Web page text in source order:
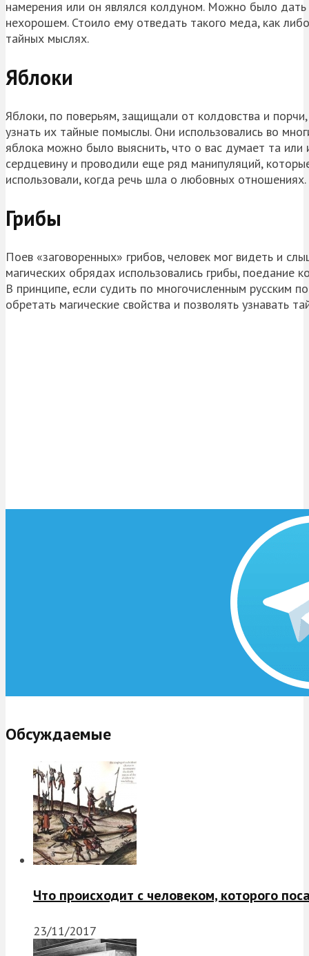
намерения или он являлся колдуном. Можно было
нехорошем. Стоило ему отведать такого меда, как
тайных мыслях.
Яблоки
Яблоки, по поверьям, защищали от колдовства и
узнать их тайные помыслы. Они использовались во
яблока можно было выяснить, что о вас думает та или
сердцевину и проводили еще ряд манипуляций,
использовали, когда речь шла о любовных отношениях.
Грибы
Поев «заговоренных» грибов, человек мог видеть и
магических обрядах использовались грибы,
В принципе, если судить по многочисленным русским
обретать магические свойства и позволять узнавать
Обсуждаемые
Что происходит с человеком, которого
23/11/2017